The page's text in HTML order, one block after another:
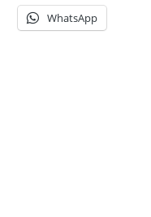
WhatsApp